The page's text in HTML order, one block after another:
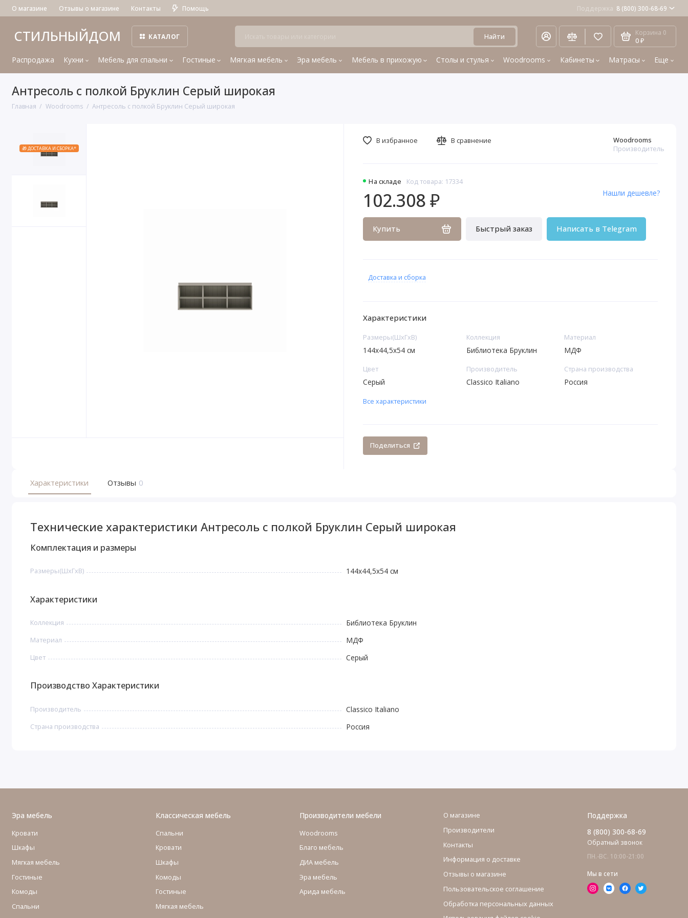
О магазине Отзывы о магазине Контакты Помощь Поддержка 8 (800) 300-68-69
СТИЛЬНЫЙДОМ КАТАЛОГ Найти Корзина 0
0 ₽
Распродажа Кухни Мебель для спальни Гостиные Мягкая мебель Эра мебель Мебель в прихожую Столы и стулья Woodrooms Кабинеты Матрасы Еще
Антресоль с полкой Бруклин Серый широкая
Главная Woodrooms Антресоль с полкой Бруклин Серый широкая
🎁 ДОСТАВКА И СБОРКА*
На складе Код товара: 17334
Woodrooms
Производитель
102.308 ₽
Купить Быстрый заказ Написать в Telegram
Нашли дешевле?
В избранное В сравнение
Доставка и сборка
Характеристики
Размеры(ШxГxВ)
144х44,5х54 см
Коллекция
Библиотека Бруклин
Материал
МДФ
Цвет
Серый
Производитель
Classico Italiano
Страна производства
Россия
Все характеристики
Поделиться
Характеристики Отзывы 0
Технические характеристики Антресоль с полкой Бруклин Серый широкая
Комплектация и размеры
Размеры(ШxГxВ) 144х44,5х54 см
Характеристики
Коллекция Библиотека Бруклин
Материал МДФ
Цвет Серый
Производство Характеристики
Производитель Classico Italiano
Страна производства Россия
Эра мебель
Кровати
Шкафы
Мягкая мебель
Гостиные
Комоды
Cпальни
Классическая мебель
Спальни
Кровати
Шкафы
Комоды
Гостиные
Мягкая мебель
Производители мебели
Woodrooms
Благо мебель
ДИА мебель
Эра мебель
Арида мебель
О магазине
Производители
Контакты
Информация о доставке
Отзывы о магазине
Пользовательское соглашение
Обработка персональных данных
Поддержка
8 (800) 300-68-69
Обратный звонок
ПН.-ВС. 10:00-21:00
Мы в сети